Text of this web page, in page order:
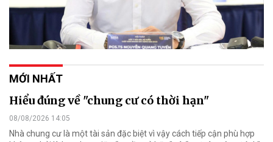
MỚI NHẤT
Hiểu đúng về "chung cư có thời hạn"
08/08/2026 14:05
Nhà chung cư là một tài sản đặc biệt vì vậy cách tiếp cận phù hợp